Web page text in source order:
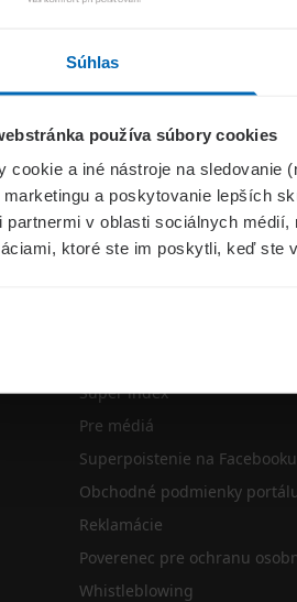
Súhlas
používa súbory cookies
cookie a iné nástroje na sledovanie
marketingu a poskytovanie lepších
partnermi v oblasti sociálnych
ktoré ste im poskytli, keď ste
Super index
Pre médiá
Superpoistenie na Facebooku
Obchodné podmienky portálu
Reklamácie
Poverenec pre ochranu
Whistleblowing